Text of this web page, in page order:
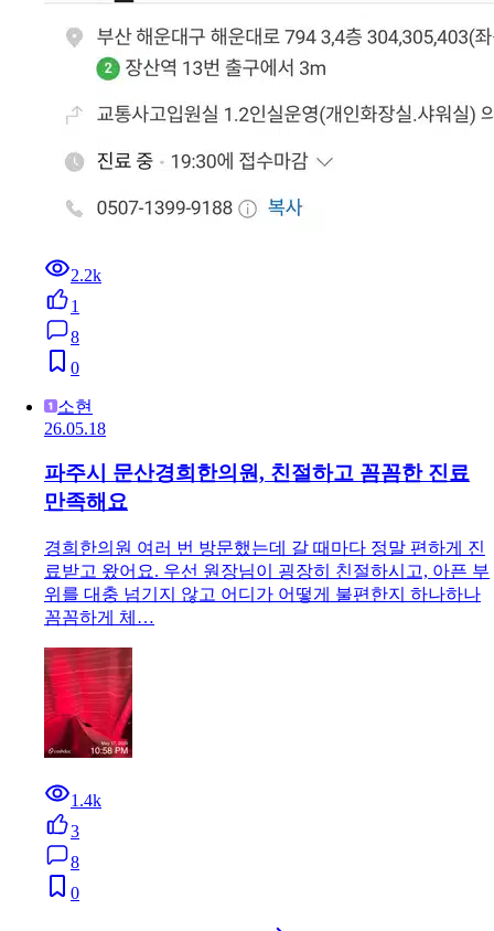
2.2k
1
8
0
소현
26.05.18
파주시 문산경희한의원, 친절하고 꼼꼼한 진료
만족해요
경희한의원 여러 번 방문했는데 갈 때마다 정말 편하게 진
료받고 왔어요. 우선 원장님이 굉장히 친절하시고, 아픈 부
위를 대충 넘기지 않고 어디가 어떻게 불편한지 하나하나
꼼꼼하게 체…
1.4k
3
8
0